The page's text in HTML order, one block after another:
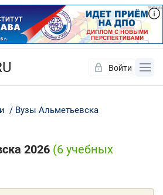
Войти
Вузы Альметьевска
2026 (6 учебных
Нет